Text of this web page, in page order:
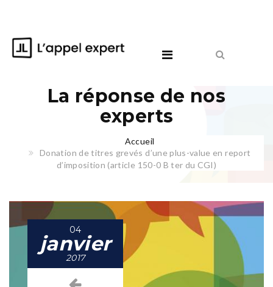
La réponse de nos
experts
Accueil
Donation de titres grevés d’une plus-value en report
d’imposition (article 150-0 B ter du CGI)
04
janvier
2017